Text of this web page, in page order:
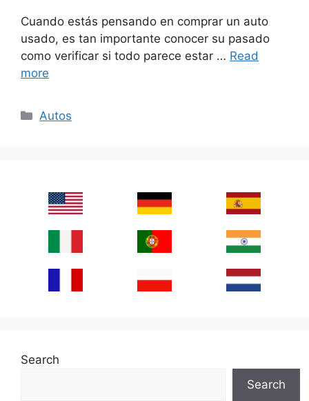
Cuando estás pensando en comprar un auto
usado, es tan importante conocer su pasado
como verificar si todo parece estar … Read
more
Categories
Autos
Search
Search